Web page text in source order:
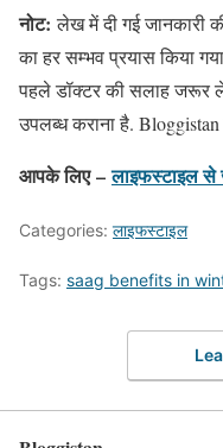
नोट: लेख में दी गई जानकारी
का हर सम्भव प्रयास किया
पहले डॉक्टर की सलाह जरूर लें.
उपलब्ध कराना है. Bloggistan
आपके लिए –लाइफस्टाइलसे
Categories: लाइफस्टाइल
Tags: saag benefits in